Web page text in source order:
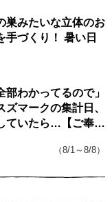
巣みたいな立体のお
手づくり！ 暑い日
部わかってるので」
マークの集計日、
ていたら…【ご奉仕
（8/1～8/8）